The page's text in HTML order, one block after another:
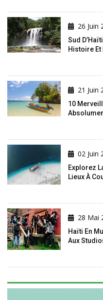
26 Juin
Sud
Histoire Et
21 Juin
10
02 Juin
Explorez
Lieux À
28 Mai
Haïti En
Aux